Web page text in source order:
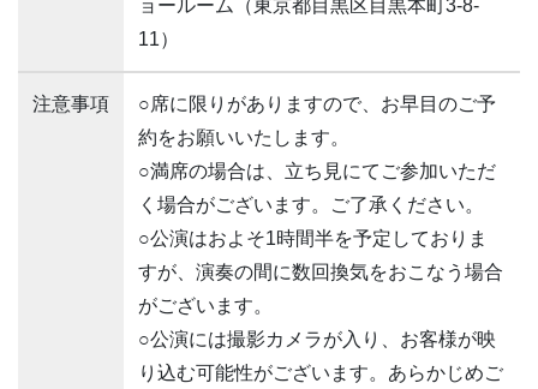
ョールーム（東京都目黒区目黒本町3‐8‐
11）
注意事項
○席に限りがありますので、お早目のご予
約をお願いいたします。
○満席の場合は、立ち見にてご参加いただ
く場合がございます。ご了承ください。
○公演はおよそ1時間半を予定しておりま
すが、演奏の間に数回換気をおこなう場合
がございます。
○公演には撮影カメラが入り、お客様が映
り込む可能性がございます。あらかじめご